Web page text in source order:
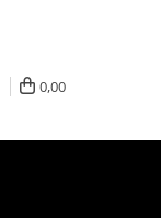
0,00